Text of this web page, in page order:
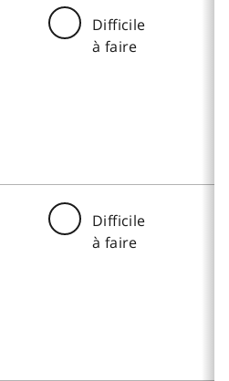
Difficile
à faire
Difficile
à faire